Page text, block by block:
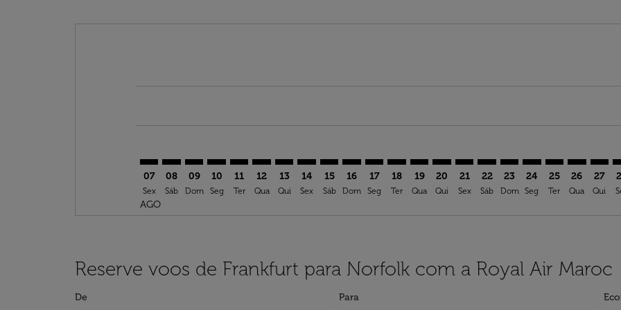
07
Sex
AGO
08
Sáb
09
Dom
10
Seg
11
Ter
12
Qua
13
Qui
14
Sex
15
Sáb
16
Dom
17
Seg
18
Ter
19
Qua
20
Qui
FRA–ORF: cmp-view-offers-
21
Sex
FRA–ORF: cmp-view-
22
Sáb
FRA–ORF: cmp-view-
23
Dom
FRA–ORF: cmp-
24
Seg
FRA–ORF:
25
Ter
26
Qua
27
Qui
Reserve voos de Frankfurt para Norfolk com a Royal Air Maroc
De Para